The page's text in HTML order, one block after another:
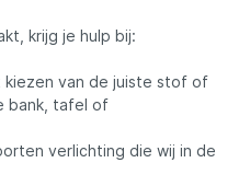
krijg je hulp bij:
kiezen van de juiste stof of
bank, tafel of
verlichting die wij in de